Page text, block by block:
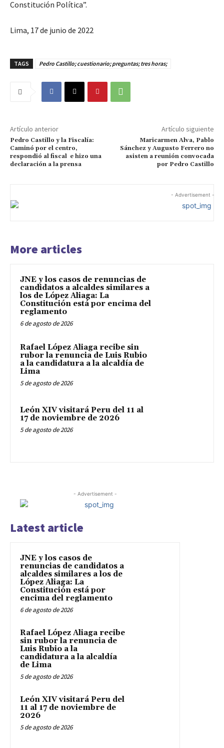
Constitución Política”.
Lima, 17 de junio de 2022
TAGS Pedro Castillo; cuestionario; preguntas; tres horas;
Artículo anterior
Pedro Castillo y la Fiscalía:
Caminó por el centro,
respondió al fiscal e hizo una
declaración a la prensa
Artículo siguiente
Maricarmen Alva, Pablo
Sánchez y Augusto Ferrero no
asisten a reunión convocada
por Pedro Castillo
- Advertisement -
More articles
JNE y los casos de renuncias de
candidatos a alcaldes similares a
los de López Aliaga: La
Constitución está por encima del
reglamento
6 de agosto de 2026
Rafael López Aliaga recibe sin
rubor la renuncia de Luis Rubio
a la candidatura a la alcaldía de
Lima
5 de agosto de 2026
León XIV visitará Peru del 11 al
17 de noviembre de 2026
5 de agosto de 2026
- Advertisement -
Latest article
JNE y los casos de
renuncias de candidatos a
alcaldes similares a los de
López Aliaga: La
Constitución está por
encima del reglamento
6 de agosto de 2026
Rafael López Aliaga recibe
sin rubor la renuncia de
Luis Rubio a la
candidatura a la alcaldía
de Lima
5 de agosto de 2026
León XIV visitará Peru del
11 al 17 de noviembre de
2026
5 de agosto de 2026